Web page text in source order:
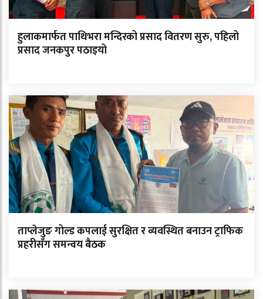
हुलाकमार्फत पाथिभरा मन्दिरको प्रसाद वितरण सुरु, पहिलो
प्रसाद जनकपुर पठाइयो
ताप्लेजुङ गोल्ड कपलाई सुरक्षित र व्यवस्थित बनाउन ट्राफिक
प्रहरीसँग समन्वय बैठक